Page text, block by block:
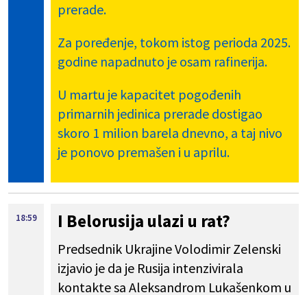
prerade.
Za poređenje, tokom istog perioda 2025.
godine napadnuto je osam rafinerija.
U martu je kapacitet pogođenih
primarnih jedinica prerade dostigao
skoro 1 milion barela dnevno, a taj nivo
je ponovo premašen i u aprilu.
18:59 I Belorusija ulazi u rat?
Predsednik Ukrajine Volodimir Zelenski
izjavio je da je Rusija intenzivirala
kontakte sa Aleksandrom Lukašenkom u